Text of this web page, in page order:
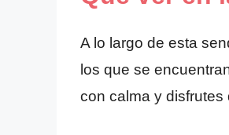
A lo largo de esta
los que se
con calma y